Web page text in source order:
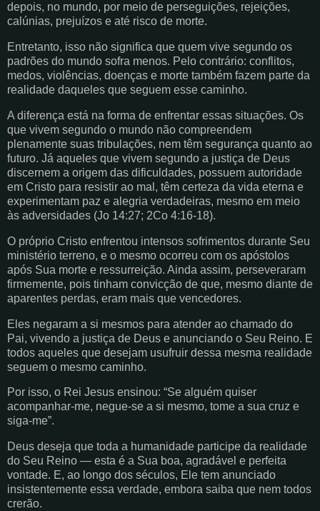
depois, no mundo, por meio de perseguições, rejeições,
calúnias, prejuízos e até risco de morte.
Entretanto, isso não significa que quem vive segundo os
padrões do mundo sofra menos. Pelo contrário: conflitos,
medos, violências, doenças e morte também fazem parte da
realidade daqueles que seguem esse caminho.
A diferença está na forma de enfrentar essas situações. Os
que vivem segundo o mundo não compreendem
plenamente suas tribulações, nem têm segurança quanto ao
futuro. Já aqueles que vivem segundo a justiça de Deus
discernem a origem das dificuldades, possuem autoridade
em Cristo para resistir ao mal, têm certeza da vida eterna e
experimentam paz e alegria verdadeiras, mesmo em meio
às adversidades (Jo 14:27; 2Co 4:16-18).
O próprio Cristo enfrentou intensos sofrimentos durante Seu
ministério terreno, e o mesmo ocorreu com os apóstolos
após Sua morte e ressurreição. Ainda assim, perseveraram
firmemente, pois tinham convicção de que, mesmo diante de
aparentes perdas, eram mais que vencedores.
Eles negaram a si mesmos para atender ao chamado do
Pai, vivendo a justiça de Deus e anunciando o Seu Reino. E
todos aqueles que desejam usufruir dessa mesma realidade
seguem o mesmo caminho.
Por isso, o Rei Jesus ensinou: “Se alguém quiser
acompanhar-me, negue-se a si mesmo, tome a sua cruz e
siga-me”.
Deus deseja que toda a humanidade participe da realidade
do Seu Reino — esta é a Sua boa, agradável e perfeita
vontade. E, ao longo dos séculos, Ele tem anunciado
insistentemente essa verdade, embora saiba que nem todos
crerão.